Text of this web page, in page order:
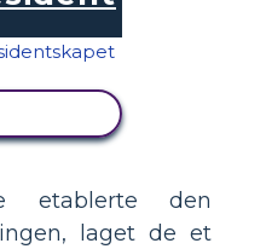
etablerte den
laget de et